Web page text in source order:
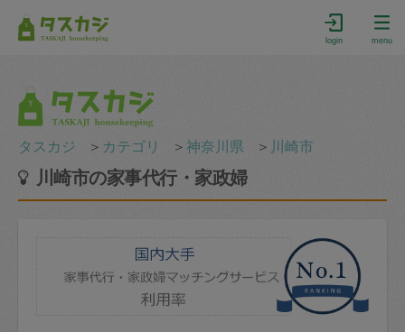
login menu
タスカジ ＞ カテゴリ ＞神奈川県 ＞ 川崎市
川崎市の家事代行・家政婦